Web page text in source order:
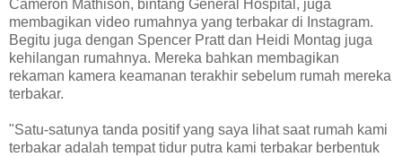
Cameron Mathison, bintang General Hospital, juga
membagikan video rumahnya yang terbakar di Instagram.
Begitu juga dengan Spencer Pratt dan Heidi Montag juga
kehilangan rumahnya. Mereka bahkan membagikan
rekaman kamera keamanan terakhir sebelum rumah mereka
terbakar.
"Satu-satunya tanda positif yang saya lihat saat rumah kami
terbakar adalah tempat tidur putra kami terbakar berbentuk